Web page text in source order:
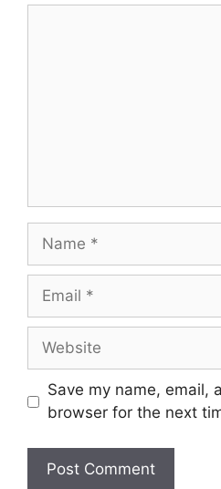
Name
Email
Website
Save my name, email,
browser for the next